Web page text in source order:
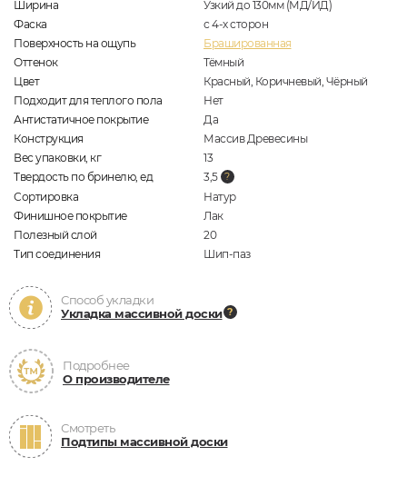
Ширина
Узкий до 130мм (МД/ИД)
Фаска
с 4-х сторон
Поверхность на ощупь
Брашированная
Оттенок
Тёмный
Цвет
Красный, Коричневый, Чёрный
Подходит для теплого пола
Нет
Антистатичное покрытие
Да
Конструкция
Массив Древесины
Вес упаковки, кг
13
Твердость по бринелю, ед
3,5
Сортировка
Натур
Финишное покрытие
Лак
Полезный слой
20
Тип соединения
Шип-паз
Способ укладки
Укладка массивной доски
Подробнее
О производителе
Смотреть
Подтипы массивной доски